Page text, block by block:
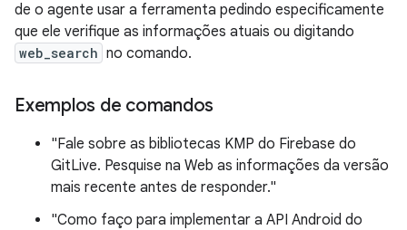
de o agente usar a ferramenta pedindo especificamente
que ele verifique as informações atuais ou digitando
web_search no comando.
Exemplos de comandos
"Fale sobre as bibliotecas KMP do Firebase do
GitLive. Pesquise na Web as informações da versão
mais recente antes de responder."
"Como faço para implementar a API Android do